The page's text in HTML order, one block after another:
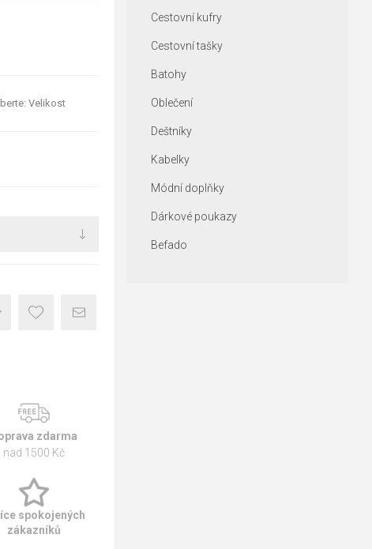
Velikost
zdarma
nad 1500 Kč
spokojených
zákazníků
Cestovní kufry
Cestovní tašky
Batohy
Oblečení
Deštníky
Kabelky
Módní doplňky
Dárkové poukazy
Befado